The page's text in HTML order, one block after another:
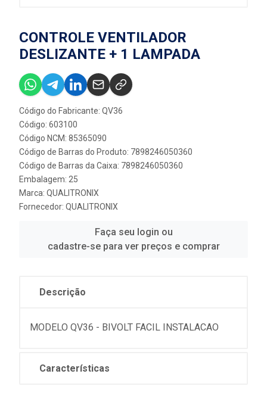
CONTROLE VENTILADOR
DESLIZANTE + 1 LAMPADA
Código do Fabricante: QV36
Código: 603100
Código NCM: 85365090
Código de Barras do Produto: 7898246050360
Código de Barras da Caixa: 7898246050360
Embalagem: 25
Marca: QUALITRONIX
Fornecedor: QUALITRONIX
Faça seu login ou
cadastre-se para ver preços e comprar
Descrição
MODELO QV36 - BIVOLT FACIL INSTALACAO
Características